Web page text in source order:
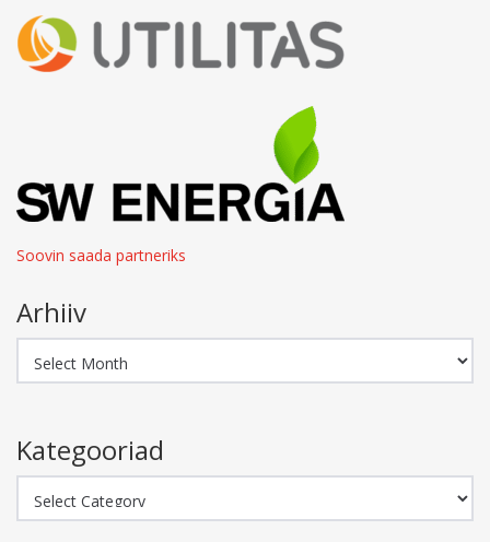
Soovin saada partneriks
Arhiiv
Kategooriad